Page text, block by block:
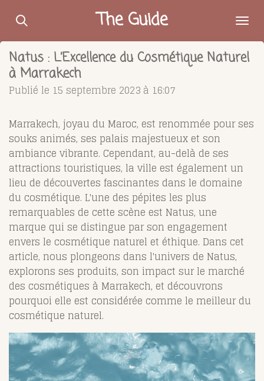
Passer
contenu
principal
The Guide
Natus : L’Excellence du Cosmétique Naturel
à Marrakech
Publié le 15 septembre 2023 à 16:07
Marrakech, joyau du Maroc, est renommée pour ses
souks animés, ses palais majestueux et son
ambiance vibrante. Cependant, au-delà de ses
attractions touristiques, la ville est également un
lieu de découvertes fascinantes dans le domaine
du cosmétique. L'une des pépites les plus
remarquables de cette scène est Natus, une
marque qui se distingue par son engagement
envers le cosmétique naturel et éthique. Dans cet
article, nous plongeons dans l'univers de Natus,
explorons ses produits, son impact sur le marché
des cosmétiques à Marrakech, et découvrons
pourquoi elle est considérée comme le meilleur du
cosmétique naturel.